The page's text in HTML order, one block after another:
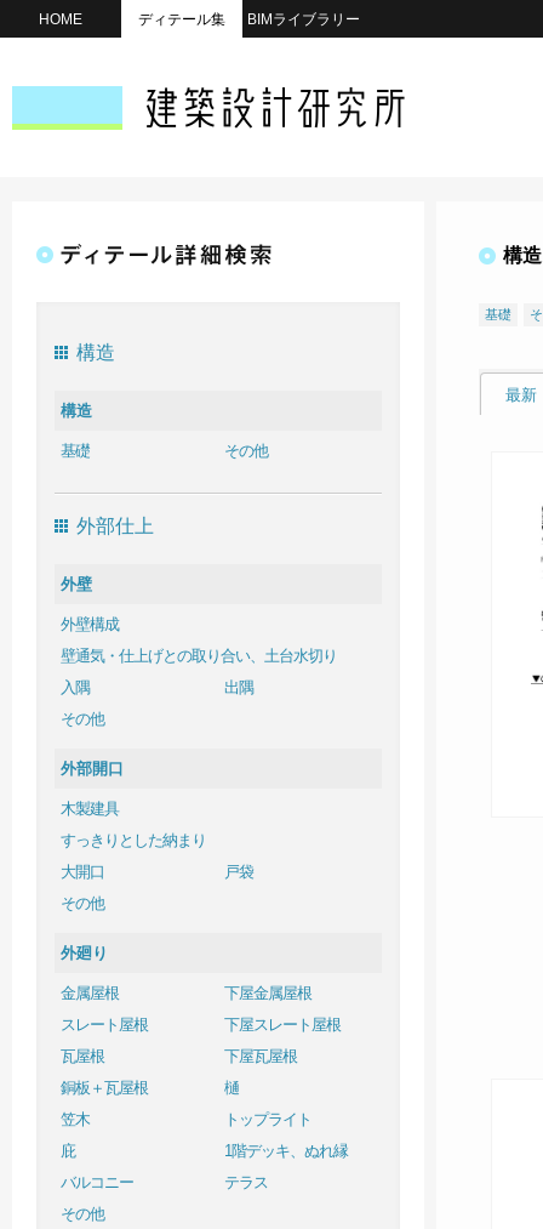
HOME ディテール集 BIMライブラリー
構造
構造
基礎 その他
外部仕上
外壁
外壁構成
壁通気・仕上げとの取り合い、土台水切り
入隅
出隅
その他
外部開口
木製建具
すっきりとした納まり
大開口
戸袋
その他
外廻り
金属屋根
下屋金属屋根
スレート屋根
下屋スレート屋根
瓦屋根
下屋瓦屋根
銅板＋瓦屋根
樋
笠木
トップライト
庇
1階デッキ、ぬれ縁
バルコニー
テラス
その他
構造
基礎
最新